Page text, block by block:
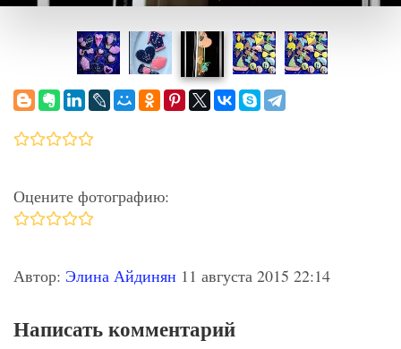
Оцените фотографию:
Автор: Элина Айдинян 11 августа 2015 22:14
Написать комментарий